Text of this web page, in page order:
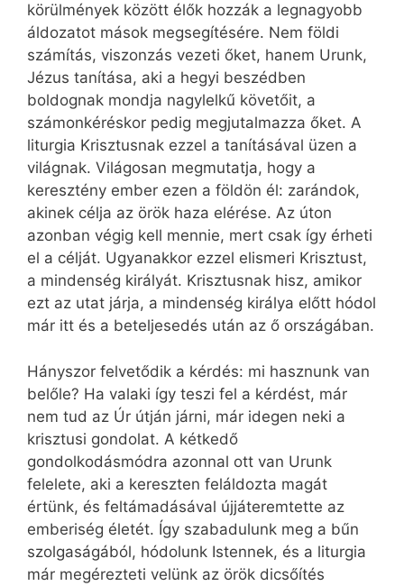
körülmények között élők hozzák a legnagyobb
áldozatot mások megsegítésére. Nem földi
számítás, viszonzás vezeti őket, hanem Urunk,
Jézus tanítása, aki a hegyi beszédben
boldognak mondja nagylelkű követőit, a
számonkéréskor pedig megjutalmazza őket. A
liturgia Krisztusnak ezzel a tanításával üzen a
világnak. Világosan megmutatja, hogy a
keresztény ember ezen a földön él: zarándok,
akinek célja az örök haza elérése. Az úton
azonban végig kell mennie, mert csak így érheti
el a célját. Ugyanakkor ezzel elismeri Krisztust,
a mindenség királyát. Krisztusnak hisz, amikor
ezt az utat járja, a mindenség királya előtt hódol
már itt és a beteljesedés után az ő országában.
Hányszor felvetődik a kérdés: mi hasznunk van
belőle? Ha valaki így teszi fel a kérdést, már
nem tud az Úr útján járni, már idegen neki a
krisztusi gondolat. A kétkedő
gondolkodásmódra azonnal ott van Urunk
felelete, aki a kereszten feláldozta magát
értünk, és feltámadásával újjáteremtette az
emberiség életét. Így szabadulunk meg a bűn
szolgaságából, hódolunk Istennek, és a liturgia
már megérezteti velünk az örök dicsőítés